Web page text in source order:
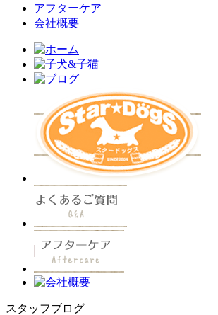
アフターケア
会社概要
スタッフブログ